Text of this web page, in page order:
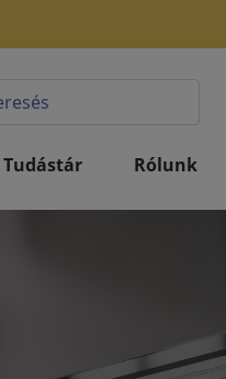
Tudástár Rólunk